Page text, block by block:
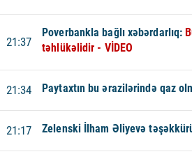
21:37
Poverbankla bağlı xəbərdarlıq:
təhlükəlidir - VİDEO
21:34 Paytaxtın bu ərazilərində qaz
21:17 Zelenski İlham Əliyevə